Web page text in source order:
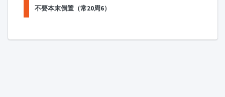
不要本末倒置（常20周6）